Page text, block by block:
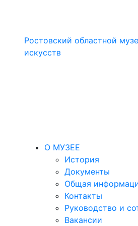
Ростовский областной
искусств
О МУЗЕЕ
История
Документы
Общая
Контакты
Руководство и
Вакансии